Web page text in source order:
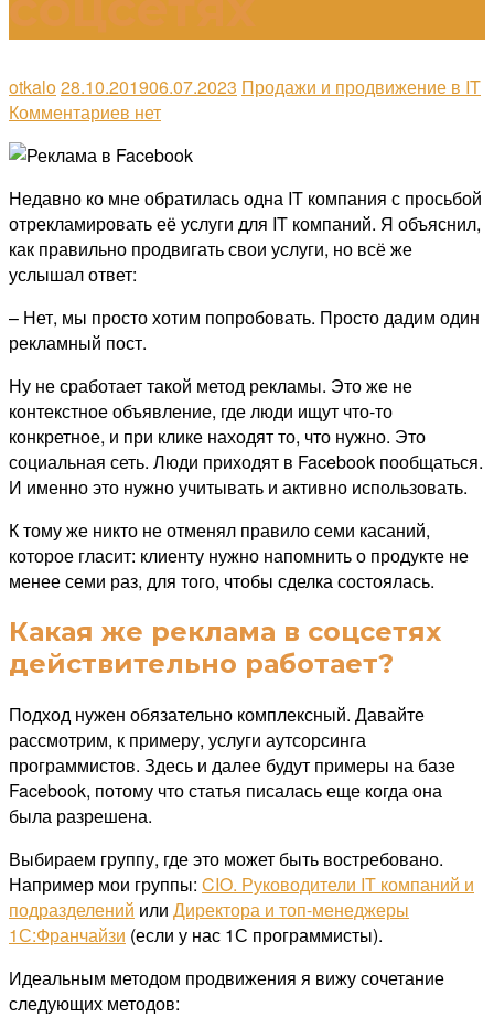
otkalo28.10.201906.07.2023 Продажи и продвижение в IT
Комментариев нет
Недавно ко мне обратилась одна IT компания с просьбой
отрекламировать её услуги для IT компаний. Я объяснил,
как правильно продвигать свои услуги, но всё же
услышал ответ:
– Нет, мы просто хотим попробовать. Просто дадим один
рекламный пост.
Ну не сработает такой метод рекламы. Это же не
контекстное объявление, где люди ищут что-то
конкретное, и при клике находят то, что нужно. Это
социальная сеть. Люди приходят в Facebook пообщаться.
И именно это нужно учитывать и активно использовать.
К тому же никто не отменял правило семи касаний,
которое гласит: клиенту нужно напомнить о продукте не
менее семи раз, для того, чтобы сделка состоялась.
Какая же реклама в соцсетях
действительно работает?
Подход нужен обязательно комплексный. Давайте
рассмотрим, к примеру, услуги аутсорсинга
программистов. Здесь и далее будут примеры на базе
Facebook, потому что статья писалась еще когда она
была разрешена.
Выбираем группу, где это может быть востребовано.
Например мои группы: CIO. Руководители IT компаний и
подразделений или Директора и топ-менеджеры
1С:Франчайзи (если у нас 1С программисты).
Идеальным методом продвижения я вижу сочетание
следующих методов: